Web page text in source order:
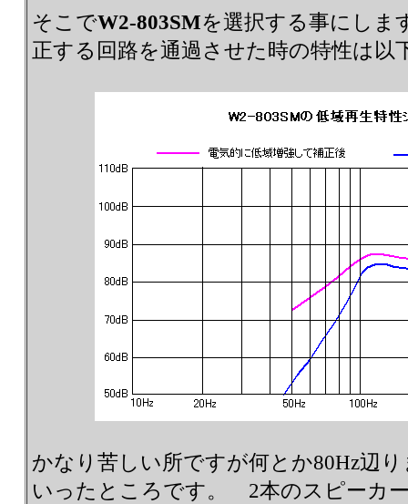
そこでW2-803SMを選択する事にしま
正する回路を通過させた時の特性は以
かなり苦しい所ですが何とか80Hz辺
いったところです。 2本のスピーカ